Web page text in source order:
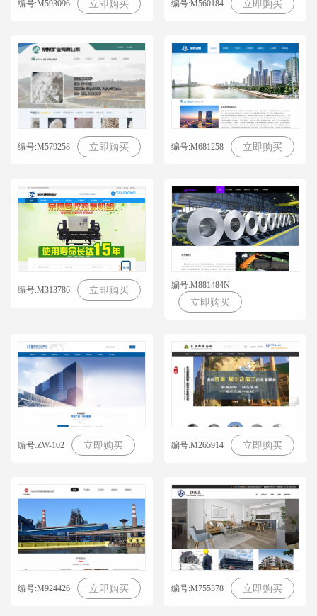
编号:M593096 立即购买 编号:M560184 立即购买
编号:M579258 立即购买 编号:M681258 立即购买
编号:M313786 立即购买 编号:M881484N
立即购买
编号:ZW-102 立即购买 编号:M265914 立即购买
编号:M924426 立即购买 编号:M755378 立即购买